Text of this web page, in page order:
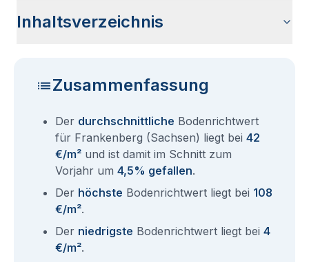
Inhaltsverzeichnis
Zusammenfassung
Der durchschnittliche Bodenrichtwert
für Frankenberg (Sachsen) liegt bei 42
€/m² und ist damit im Schnitt zum
Vorjahr um 4,5% gefallen.
Der höchste Bodenrichtwert liegt bei 108
€/m².
Der niedrigste Bodenrichtwert liegt bei 4
€/m².